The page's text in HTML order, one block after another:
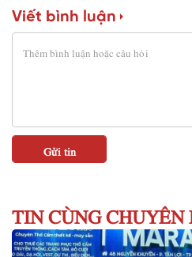
Viết bình luận
TIN CÙNG CHUYÊN